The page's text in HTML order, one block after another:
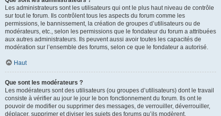
Les administrateurs sont les utilisateurs qui ont le plus haut niveau de contrôle
sur tout le forum. Ils contrôlent tous les aspects du forum comme les
permissions, le bannissement, la création de groupes d’utilisateurs ou de
modérateurs, etc., selon les permissions que le fondateur du forum a attribuées
aux autres administrateurs. Ils peuvent aussi avoir toutes les capacités de
modération sur l’ensemble des forums, selon ce que le fondateur a autorisé.
Haut
Que sont les modérateurs ?
Les modérateurs sont des utilisateurs (ou groupes d’utilisateurs) dont le travail
consiste à vérifier au jour le jour le bon fonctionnement du forum. Ils ont le
pouvoir de modifier ou supprimer des messages, de verrouiller, déverrouiller,
déplacer, supprimer et diviser les sujets des forums qu’ils modèrent.